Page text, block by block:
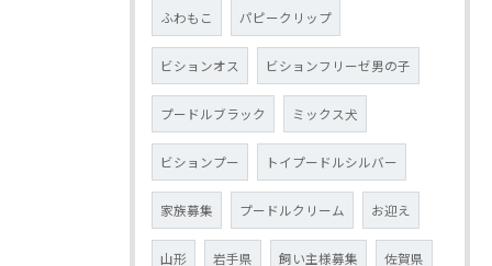
ふわもこ パピークリップ
ビションオス ビションフリーゼ男の子
プードルブラック ミックス犬
ビションプー トイプードルシルバー
家族募集 プードルクリーム お迎え
山形 岩手県 飼い主様募集 佐賀県